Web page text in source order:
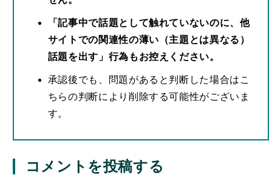
「記事中で話題として触れていないのに、他
サイトでの関連性の薄い（主題とは異なる）
話題を出す」行為もお控えください。
承認後でも、問題があると判断した場合はこ
ちらの判断により削除する可能性がございま
す。
コメントを投稿する